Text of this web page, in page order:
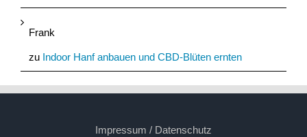
Frank
zu Indoor Hanf anbauen und CBD-Blüten ernten
Impressum / Datenschutz